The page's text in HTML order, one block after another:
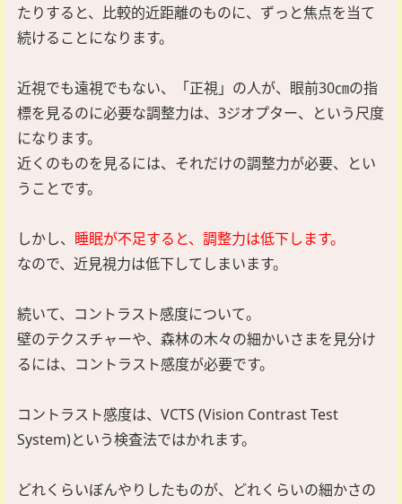
たりすると、比較的近距離のものに、ずっと焦点を当て
続けることになります。
近視でも遠視でもない、「正視」の人が、眼前30㎝の指
標を見るのに必要な調整力は、3ジオプター、という尺度
になります。
近くのものを見るには、それだけの調整力が必要、とい
うことです。
しかし、 睡眠が不足すると、調整力は低下します。
なので、近見視力は低下してしまいます。
続いて、コントラスト感度について。
壁のテクスチャーや、森林の木々の細かいさまを見分け
るには、コントラスト感度が必要です。
コントラスト感度は、VCTS (Vision Contrast Test
System)という検査法ではかれます。
どれくらいぼんやりしたものが、どれくらいの細かさの